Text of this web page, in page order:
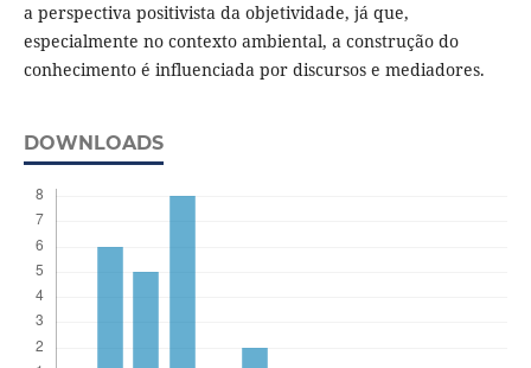
a perspectiva positivista da objetividade, já que,
especialmente no contexto ambiental, a construção do
conhecimento é influenciada por discursos e mediadores.
DOWNLOADS